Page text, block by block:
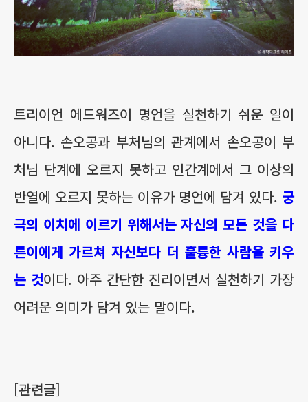
트리이언 에드워즈이 명언을 실천하기 쉬운 일이
아니다. 손오공과 부처님의 관계에서 손오공이 부
처님 단계에 오르지 못하고 인간계에서 그 이상의
반열에 오르지 못하는 이유가 명언에 담겨 있다. 궁
극의 이치에 이르기 위해서는 자신의 모든 것을 다
른이에게 가르쳐 자신보다 더 훌륭한 사람을 키우
는 것이다. 아주 간단한 진리이면서 실천하기 가장
어려운 의미가 담겨 있는 말이다.
[관련글]